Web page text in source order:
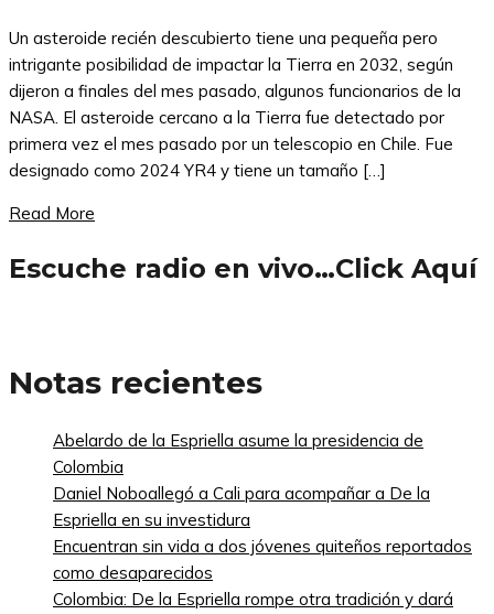
Un asteroide recién descubierto tiene una pequeña pero
intrigante posibilidad de impactar la Tierra en 2032, según
dijeron a finales del mes pasado, algunos funcionarios de la
NASA. El asteroide cercano a la Tierra fue detectado por
primera vez el mes pasado por un telescopio en Chile. Fue
designado como 2024 YR4 y tiene un tamaño […]
Read More
Escuche radio en vivo…Click Aquí
Notas recientes
Abelardo de la Espriella asume la presidencia de
Colombia
Daniel Noboallegó a Cali para acompañar a De la
Espriella en su investidura
Encuentran sin vida a dos jóvenes quiteños reportados
como desaparecidos
Colombia: De la Espriella rompe otra tradición y dará